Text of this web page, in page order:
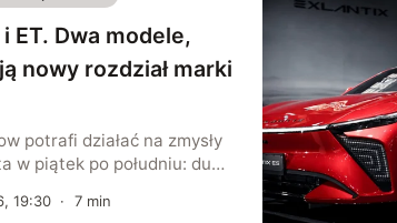
że do domu lepiej wybrać
i ET. Dwa modele,
nowy rozdział marki
potrafi działać na zmysły
w piątek po południu: dużo
dużo bodźców i jeszcze
które chcą zatrzymać
19:30 · 7min